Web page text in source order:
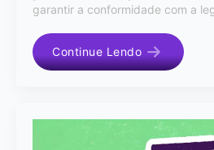
garantir a conformidade com a
Continue Lendo